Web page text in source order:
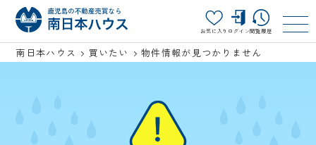
お気に入り ログイン閲覧履歴
南日本ハウス 買いたい 物件情報が見つかりません